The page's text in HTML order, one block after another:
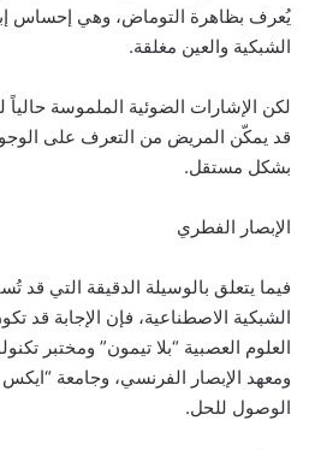
يُعرف بظاهرة التوماض، وهي إحساس
الشبكية والعين مغلقة.
لكن الإشارات الضوئية الملموسة
قد يمكّن المريض من التعرف على
بشكل مستقل.
الإبصار الفطري
فيما يتعلق بالوسيلة الدقيقة التي قد
الشبكية الاصطناعية، فإن الإجابة قد
العلوم العصبية “بلا تيمون” ومختبر
ومعهد الإبصار الفرنسي، وجامعة
الوصول للحل.